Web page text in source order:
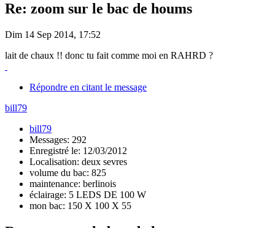
Re: zoom sur le bac de houms
Dim 14 Sep 2014, 17:52
lait de chaux !! donc tu fait comme moi en RAHRD ?
Répondre en citant le message
bill79
bill79
Messages: 292
Enregistré le: 12/03/2012
Localisation: deux sevres
volume du bac: 825
maintenance: berlinois
éclairage: 5 LEDS DE 100 W
mon bac: 150 X 100 X 55